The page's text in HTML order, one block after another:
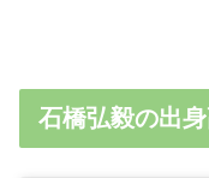
石橋弘毅の出